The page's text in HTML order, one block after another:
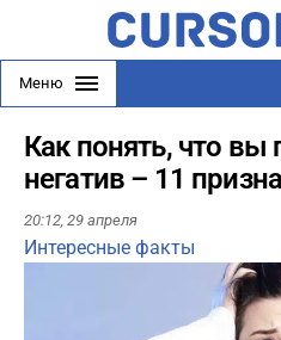
Меню
Как понять, что вы
негатив – 11
20:12, 29 апреля
Интересные факты